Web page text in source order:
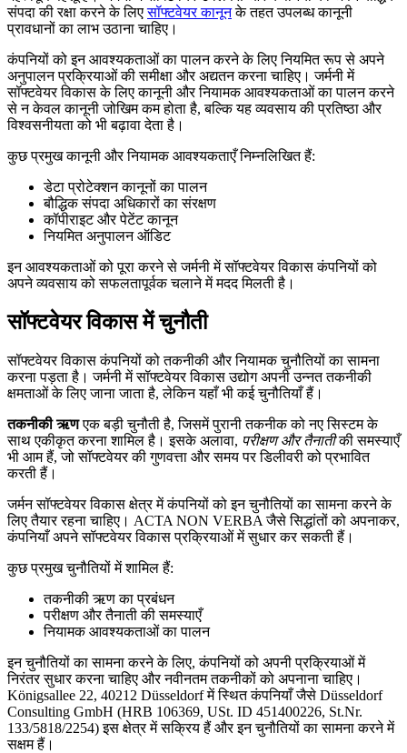
संपदा की रक्षा करने के लिएसॉफ्टवेयर कानूनके तहत उपलब्ध कानूनी
प्रावधानों का लाभ उठाना चाहिए।
कंपनियों को इन आवश्यकताओं का पालन करने के लिए नियमित रूप से अपने
अनुपालन प्रक्रियाओं की समीक्षा और अद्यतन करना चाहिए। जर्मनी में
सॉफ्टवेयर विकास के लिए कानूनी और नियामक आवश्यकताओं का पालन करने
से न केवल कानूनी जोखिम कम होता है, बल्कि यह व्यवसाय की प्रतिष्ठा और
विश्वसनीयता को भी बढ़ावा देता है।
कुछ प्रमुख कानूनी और नियामक आवश्यकताएँ निम्नलिखित हैं:
डेटा प्रोटेक्शन कानूनों का पालन
बौद्धिक संपदा अधिकारों का संरक्षण
कॉपीराइट और पेटेंट कानून
नियमित अनुपालन ऑडिट
इन आवश्यकताओं को पूरा करने से जर्मनी में सॉफ्टवेयर विकास कंपनियों को
अपने व्यवसाय को सफलतापूर्वक चलाने में मदद मिलती है।
सॉफ्टवेयर विकास में चुनौती
सॉफ्टवेयर विकास कंपनियों को तकनीकी और नियामक चुनौतियों का सामना
करना पड़ता है। जर्मनी में सॉफ्टवेयर विकास उद्योग अपनी उन्नत तकनीकी
क्षमताओं के लिए जाना जाता है, लेकिन यहाँ भी कई चुनौतियाँ हैं।
तकनीकी ऋणएक बड़ी चुनौती है, जिसमें पुरानी तकनीक को नए सिस्टम के
साथ एकीकृत करना शामिल है। इसके अलावा, परीक्षण और तैनातीकी समस्याएँ
भी आम हैं, जो सॉफ्टवेयर की गुणवत्ता और समय पर डिलीवरी को प्रभावित
करती हैं।
जर्मन सॉफ्टवेयर विकास क्षेत्र में कंपनियों को इन चुनौतियों का सामना करने के
लिए तैयार रहना चाहिए। ACTA NON VERBA जैसे सिद्धांतों को अपनाकर,
कंपनियाँ अपने सॉफ्टवेयर विकास प्रक्रियाओं में सुधार कर सकती हैं।
कुछ प्रमुख चुनौतियों में शामिल हैं:
तकनीकी ऋण का प्रबंधन
परीक्षण और तैनाती की समस्याएँ
नियामक आवश्यकताओं का पालन
इन चुनौतियों का सामना करने के लिए, कंपनियों को अपनी प्रक्रियाओं में
निरंतर सुधार करना चाहिए और नवीनतम तकनीकों को अपनाना चाहिए।
Königsallee 22, 40212 Düsseldorf में स्थित कंपनियाँ जैसे Düsseldorf
Consulting GmbH (HRB 106369, USt. ID 451400226, St.Nr.
133/5818/2254) इस क्षेत्र में सक्रिय हैं और इन चुनौतियों का सामना करने में
सक्षम हैं।